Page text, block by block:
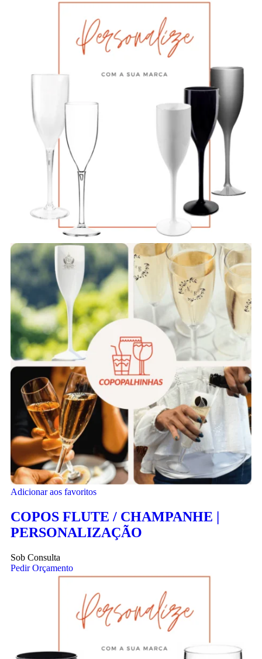
Adicionar aos favoritos
COPOS FLUTE / CHAMPANHE |
PERSONALIZAÇÃO
Sob Consulta
Pedir Orçamento